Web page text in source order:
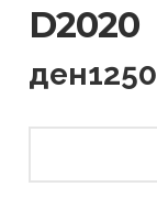
D2020
ден1250